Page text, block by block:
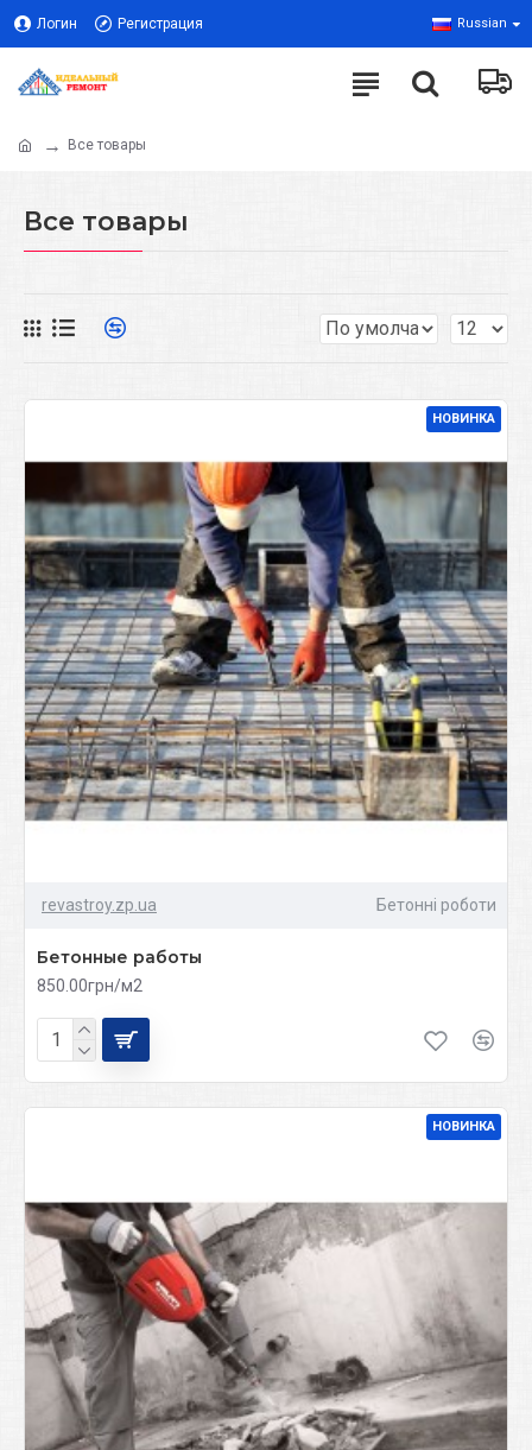
Логин Регистрация Russian
Все товары
Все товары
НОВИНКА
revastroy.zp.ua Бетонні роботи
Бетонные работы
850.00грн/м2
НОВИНКА